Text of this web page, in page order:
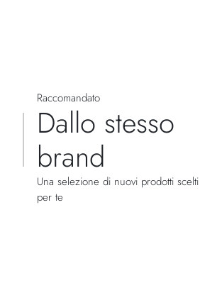
Raccomandato
Dallo stesso
brand
Una selezione di nuovi prodotti scelti
per te